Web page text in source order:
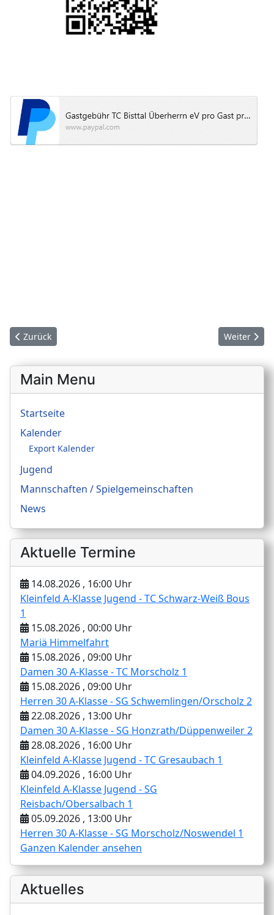
Vorheriger Beitrag: Trainingsplan
Zurück Nächster
Weiter
Main Menu
Startseite
Kalender
Export Kalender
Jugend
Mannschaften / Spielgemeinschaften
News
Aktuelle Termine
14.08.2026 , 16:00 Uhr
Kleinfeld A-Klasse Jugend - TC Schwarz-Weiß Bous
1
15.08.2026 , 00:00 Uhr
Mariä Himmelfahrt
15.08.2026 , 09:00 Uhr
Damen 30 A-Klasse - TC Morscholz 1
15.08.2026 , 09:00 Uhr
Herren 30 A-Klasse - SG Schwemlingen/Orscholz 2
22.08.2026 , 13:00 Uhr
Damen 30 A-Klasse - SG Honzrath/Düppenweiler 2
28.08.2026 , 16:00 Uhr
Kleinfeld A-Klasse Jugend - TC Gresaubach 1
04.09.2026 , 16:00 Uhr
Kleinfeld A-Klasse Jugend - SG
Reisbach/Obersalbach 1
05.09.2026 , 13:00 Uhr
Herren 30 A-Klasse - SG Morscholz/Noswendel 1
Ganzen Kalender ansehen
Aktuelles